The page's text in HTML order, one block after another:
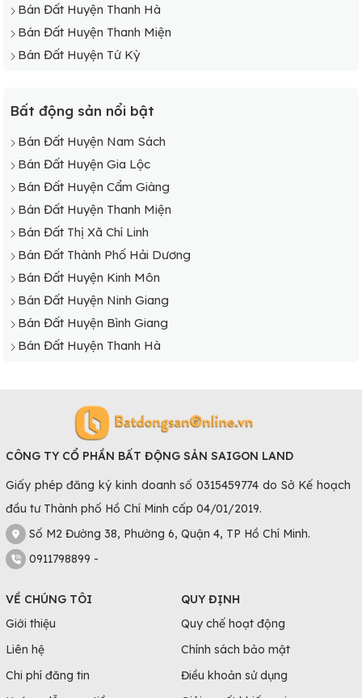
Bán Đất Huyện Thanh Hà
Bán Đất Huyện Thanh Miện
Bán Đất Huyện Tứ Kỳ
Bất động sản nổi bật
Bán Đất Huyện Nam Sách
Bán Đất Huyện Gia Lộc
Bán Đất Huyện Cẩm Giàng
Bán Đất Huyện Thanh Miện
Bán Đất Thị Xã Chí Linh
Bán Đất Thành Phố Hải Dương
Bán Đất Huyện Kinh Môn
Bán Đất Huyện Ninh Giang
Bán Đất Huyện Bình Giang
Bán Đất Huyện Thanh Hà
CÔNG TY CỔ PHẦN BẤT ĐỘNG SẢN SAIGON LAND
Giấy phép đăng ký kinh doanh số 0315459774 do Sở Kế hoạch
đầu tư Thành phố Hồ Chí Minh cấp 04/01/2019.
Số M2 Đường 38, Phường 6, Quận 4, TP Hồ Chí Minh.
0911798899 -
VỀ CHÚNG TÔI
Giới thiệu
Liên hệ
Chi phí đăng tin
QUY ĐỊNH
Quy chế hoạt động
Chính sách bảo mật
Điều khoản sử dụng